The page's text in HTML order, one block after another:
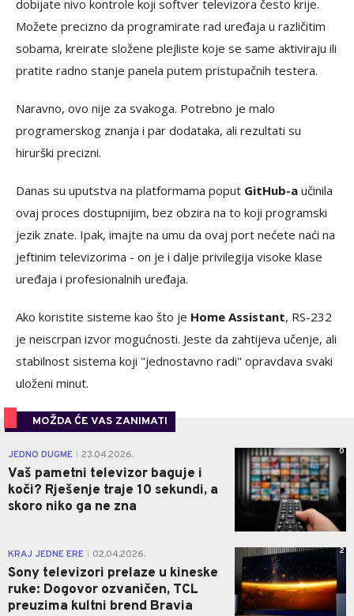
dobijate nivo kontrole koji softver televizora često krije.
Možete precizno da programirate rad uređaja u različitim
sobama, kreirate složene plejliste koje se same aktiviraju ili
pratite radno stanje panela putem pristupačnih testera.
Naravno, ovo nije za svakoga. Potrebno je malo
programerskog znanja i par dodataka, ali rezultati su
hirurški precizni.
Danas su uputstva na platformama poput GitHub-a učinila
ovaj proces dostupnijim, bez obzira na to koji programski
jezik znate. Ipak, imajte na umu da ovaj port nećete naći na
jeftinim televizorima - on je i dalje privilegija visoke klase
uređaja i profesionalnih uređaja.
Ako koristite sisteme kao što je Home Assistant, RS-232
je neiscrpan izvor mogućnosti. Jeste da zahtijeva učenje, ali
stabilnost sistema koji "jednostavno radi" opravdava svaki
uloženi minut.
MOŽDA ĆE VAS ZANIMATI
JEDNO DUGME 23.04.2026.
Vaš pametni televizor baguje i
koči? Rješenje traje 10 sekundi, a
skoro niko ga ne zna
0
KRAJ JEDNE ERE 02.04.2026.
Sony televizori prelaze u kineske
ruke: Dogovor ozvaničen, TCL
preuzima kultni brend Bravia
2